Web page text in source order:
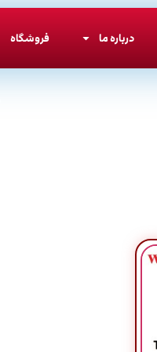
درباره ما فروشگاه